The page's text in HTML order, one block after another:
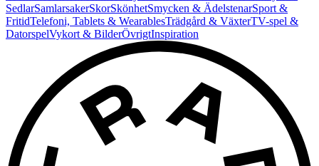
SedlarSamlarsakerSkorSkönhetSmycken & ÄdelstenarSport &
FritidTelefoni, Tablets & WearablesTrädgård & VäxterTV-spel &
DatorspelVykort & BilderÖvrigtInspiration